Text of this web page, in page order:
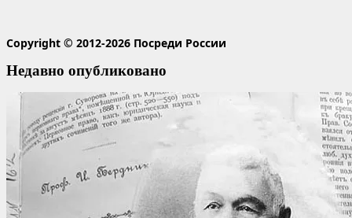
Copyright © 2012-2026 Посреди России
Недавно опубликовано